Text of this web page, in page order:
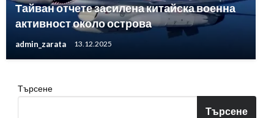
Тайван отчете засилена китайска военна
активност около острова
admin_zarata 13.12.2025
Търсене
Търсене